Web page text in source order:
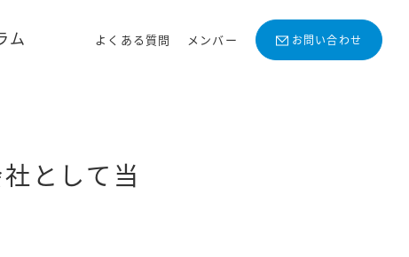
ム よくある質問 メンバー お問い合わせ
として当